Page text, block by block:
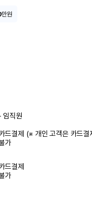
만원
임직원
드결제 (※ 개인 고객은 카드결
가
드결제
가